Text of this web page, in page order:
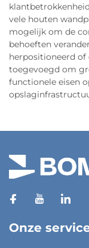
vele houten
mogelijk om de
behoeften
herpositioneerd
toegevoegd om
functionele eisen
Onze